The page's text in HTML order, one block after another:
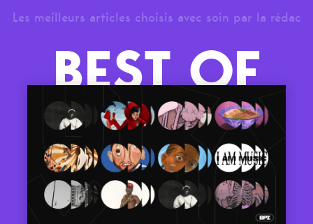
Les meilleurs articles choisis avec soin par la rédac
BEST OF